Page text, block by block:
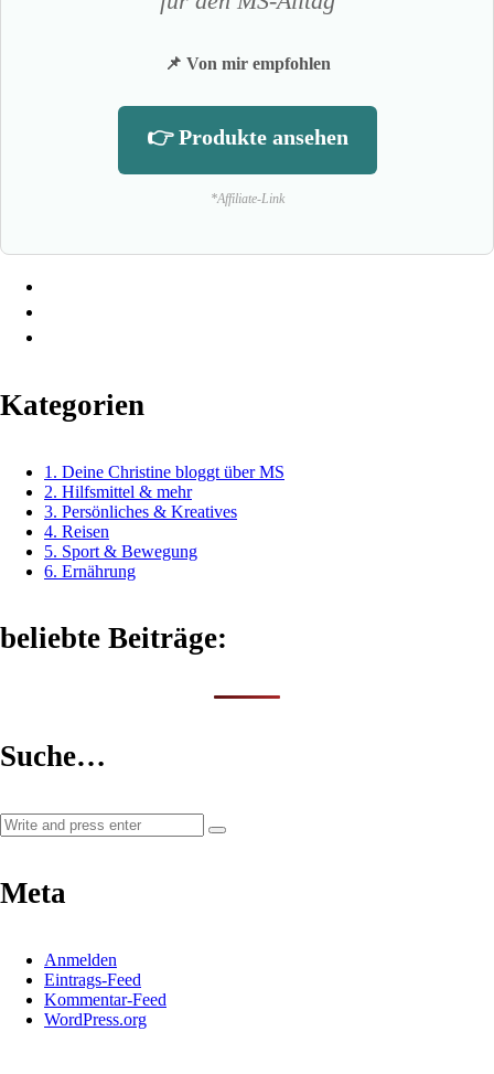
📌 Von mir empfohlen
👉 Produkte ansehen
*Affiliate-Link
Kategorien
1. Deine Christine bloggt über MS
2. Hilfsmittel & mehr
3. Persönliches & Kreatives
4. Reisen
5. Sport & Bewegung
6. Ernährung
beliebte Beiträge:
Suche…
Meta
Anmelden
Eintrags-Feed
Kommentar-Feed
WordPress.org